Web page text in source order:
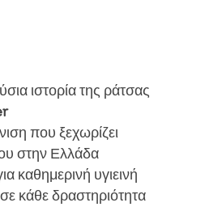
για Standard
Επιλογή για
ιστορία της ράτσας
που ξεχωρίζει
στην Ελλάδα
καθημερινή υγιεινή
κάθε δραστηριότητα